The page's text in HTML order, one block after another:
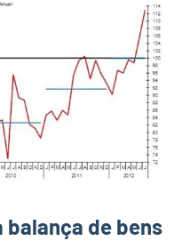
de bens